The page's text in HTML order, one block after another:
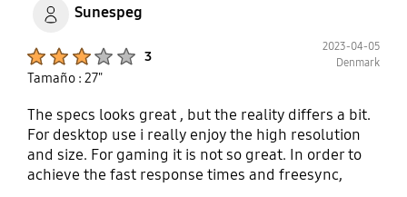
Sunespeg
3
2023-04-05
Denmark
Tamaño : 27"
The specs looks great , but the reality differs a bit.
For desktop use i really enjoy the high resolution
and size. For gaming it is not so great. In order to
achieve the fast response times and freesync,